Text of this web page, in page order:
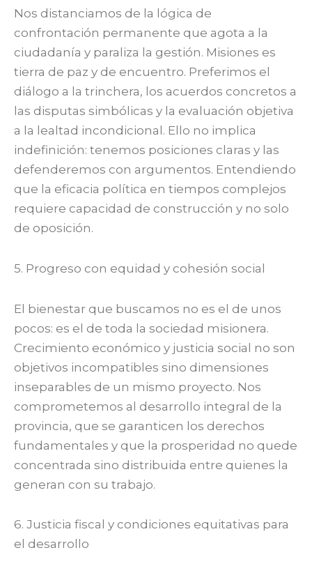
Nos distanciamos de la lógica de
confrontación permanente que agota a la
ciudadanía y paraliza la gestión. Misiones es
tierra de paz y de encuentro. Preferimos el
diálogo a la trinchera, los acuerdos concretos a
las disputas simbólicas y la evaluación objetiva
a la lealtad incondicional. Ello no implica
indefinición: tenemos posiciones claras y las
defenderemos con argumentos. Entendiendo
que la eficacia política en tiempos complejos
requiere capacidad de construcción y no solo
de oposición.
5. Progreso con equidad y cohesión social
El bienestar que buscamos no es el de unos
pocos: es el de toda la sociedad misionera.
Crecimiento económico y justicia social no son
objetivos incompatibles sino dimensiones
inseparables de un mismo proyecto. Nos
comprometemos al desarrollo integral de la
provincia, que se garanticen los derechos
fundamentales y que la prosperidad no quede
concentrada sino distribuida entre quienes la
generan con su trabajo.
6. Justicia fiscal y condiciones equitativas para
el desarrollo